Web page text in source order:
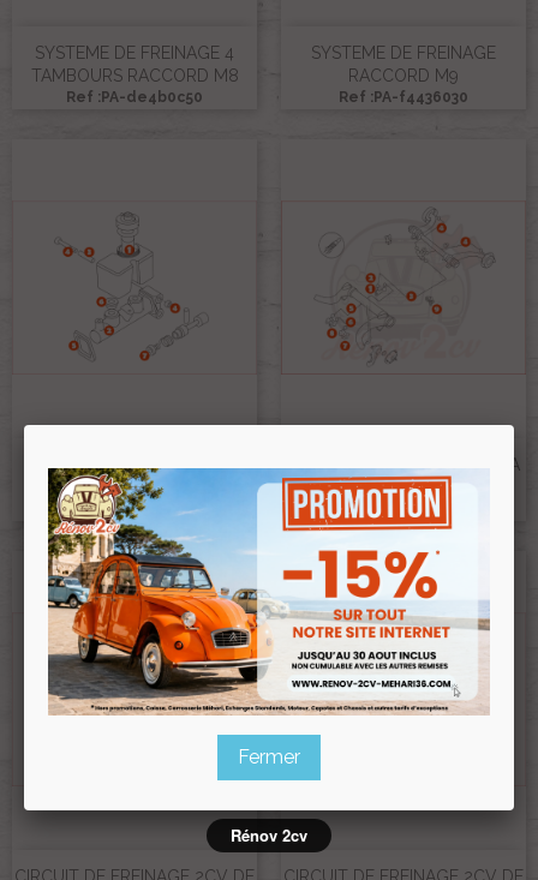
SYSTEME DE FREINAGE 4
TAMBOURS RACCORD M8
Ref :PA-de4b0c50
SYSTEME DE FREINAGE
RACCORD M9
Ref :PA-f4436030
MAITRE CYLINDRE DOUBLE
CIRCUIT
Ref :PA-b10c8650
CIRCUIT DE FREINAGE LHM A
DISQUES M8
Ref :PA-c2ed452a
CIRCUIT DE FREINAGE 2CV DE
CIRCUIT DE FREINAGE 2CV DE
Fermer
Rénov 2cv